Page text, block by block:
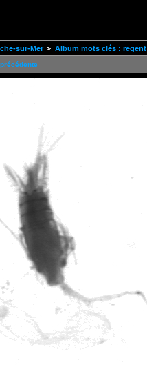
sur-Mer Album mots clés : regent
précédente